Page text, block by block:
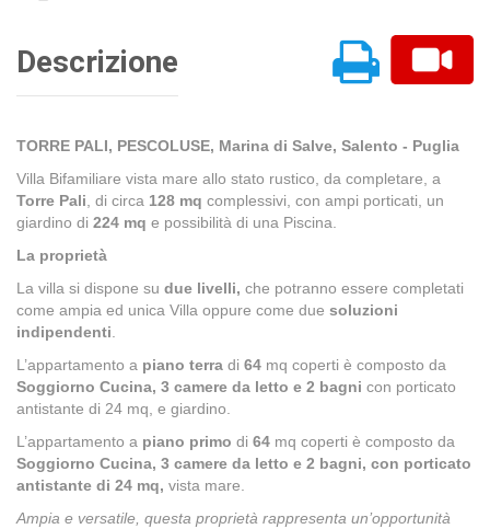
Descrizione
TORRE PALI, PESCOLUSE, Marina di Salve, Salento - Puglia
Villa Bifamiliare vista mare allo stato rustico, da completare, a
Torre Pali , di circa 128 mq complessivi, con ampi porticati, un
giardino di 224 mq e possibilità di una Piscina.
La proprietà
La villa si dispone su due livelli, che potranno essere completati
come ampia ed unica Villa oppure come due soluzioni
indipendenti
L’appartamento a piano terra di 64 mq coperti è composto da
Soggiorno Cucina, 3 camere da letto e 2 bagni con porticato
antistante di 24 mq, e giardino.
L’appartamento a piano primo di 64 mq coperti è composto da
Soggiorno Cucina, 3 camere da letto e 2 bagni, con porticato
antistante di 24 mq, vista mare.
Ampia e versatile, questa proprietà rappresenta un’opportunità